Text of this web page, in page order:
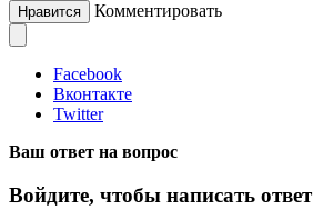
Нравится Комментировать
Facebook
Вконтакте
Twitter
Ваш ответ на вопрос
Войдите, чтобы написать ответ